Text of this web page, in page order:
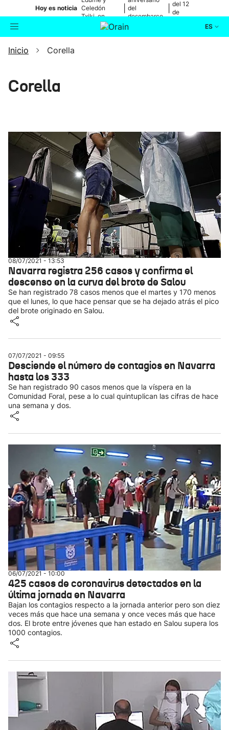
Hoy es noticia Celedón
Txiki, en
directo
del
desembarco
de Elkano
del 12
de
ES
Buscador
Ikusmiran
Eguraldia
Inicio Corella
Corella
08/07/2021 - 13:53
Navarra registra 256 casos y confirma el
descenso en la curva del brote de Salou
Se han registrado 78 casos menos que el martes y 170 menos
que el lunes, lo que hace pensar que se ha dejado atrás el pico
del brote originado en Salou.
07/07/2021 - 09:55
Desciende el número de contagios en Navarra
hasta los 333
Se han registrado 90 casos menos que la víspera en la
Comunidad Foral, pese a lo cual quintuplican las cifras de hace
una semana y dos.
06/07/2021 - 10:00
425 casos de coronavirus detectados en la
última jornada en Navarra
Bajan los contagios respecto a la jornada anterior pero son diez
veces más que hace una semana y once veces más que hace
dos. El brote entre jóvenes que han estado en Salou supera los
1000 contagios.